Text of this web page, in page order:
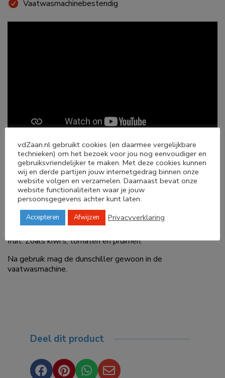
Vaatwasmachinebestendig
Gebruiksaanwijzing OXO Good Grips Prep
dunschiller Y-model met gekarteld mes
Als je deze compacte en vlijmscherpe OXO Prep
dunschiller met gekarteld mes vastpakt, merk je meteen
hoe fijn hij in de hand ligt.
fruit. Zoals kiwi’s, tomaten en pruimen.
Na gebruik mag de dunschiller gewoon in de
vaatwasmachine.
Deel dit product
   
vdZaan.nl gebruikt cookies (en daarmee vergelijkbare
technieken) om het bezoek voor jou nog eenvoudiger en
gebruiksvriendelijker te maken. Met deze cookies kunnen
wij en derde partijen jouw internetgedrag binnen onze
website volgen en verzamelen. Daarnaast bevat onze
website functionaliteiten waar je jouw
persoonsgegevens achter kunt laten.
Accepteren Afwijzen Privacyverklaring